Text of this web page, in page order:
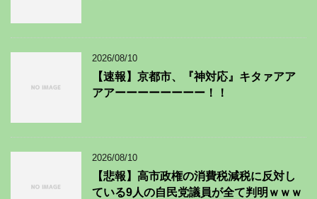
2026/08/10
【速報】京都市、『神対応』キタァアア
アアーーーーーーーー！！
2026/08/10
【悲報】高市政権の消費税減税に反対し
ている9人の自民党議員が全て判明ｗｗｗ